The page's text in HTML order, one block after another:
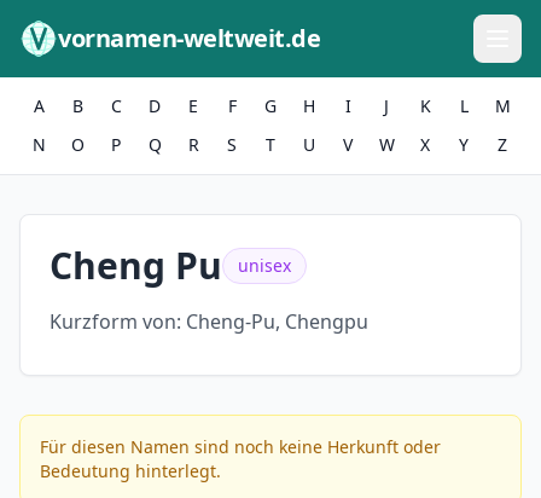
vornamen-weltweit.de
A B C D E F G H I J K L
M
N
O P Q R S T U V W X Y Z
Cheng Pu unisex
Kurzform von: Cheng-Pu, Chengpu
Für diesen Namen sind noch keine Herkunft oder
Bedeutung hinterlegt.